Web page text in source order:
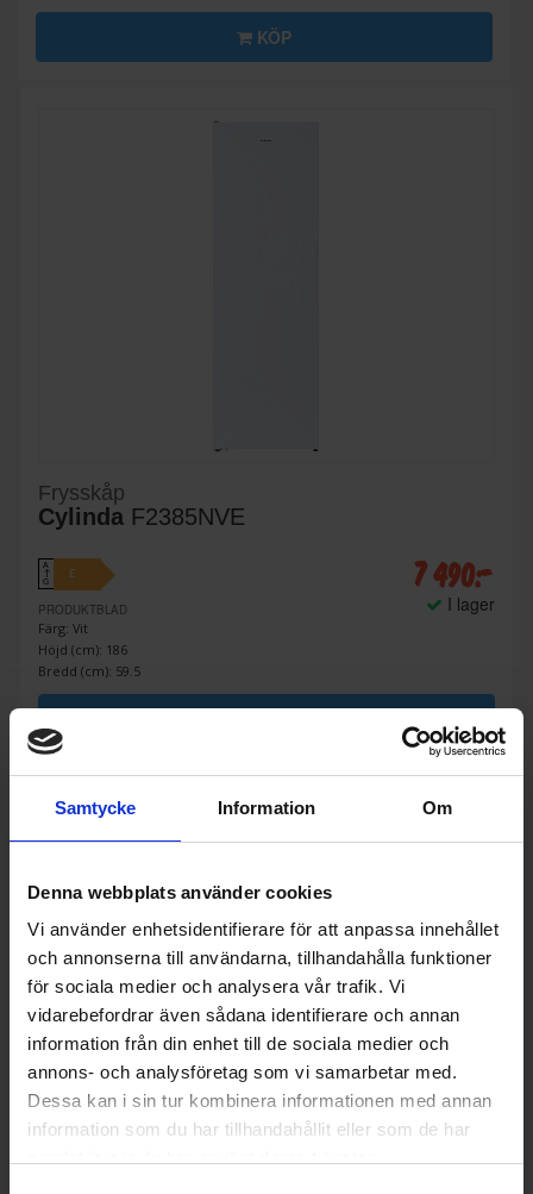
Samtycke Information Om
Denna webbplats använder cookies
Vi använder enhetsidentifierare för att anpassa innehållet
och annonserna till användarna, tillhandahålla funktioner
för sociala medier och analysera vår trafik. Vi
vidarebefordrar även sådana identifierare och annan
information från din enhet till de sociala medier och
annons- och analysföretag som vi samarbetar med.
Dessa kan i sin tur kombinera informationen med annan
information som du har tillhandahållit eller som de har
KÖP
Frysskåp
Cylinda F2385NVE
A
↑
G
E
PRODUKTBLAD
Färg: Vit
Höjd (cm): 186
Bredd (cm): 59.5
7 490:-
I lager